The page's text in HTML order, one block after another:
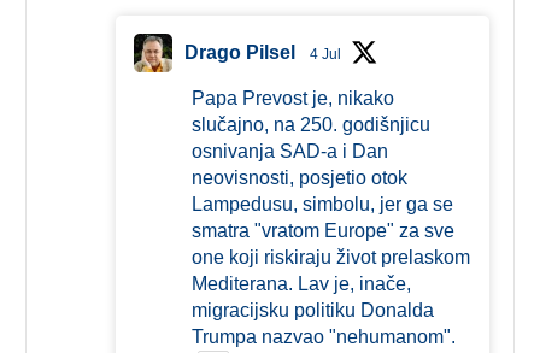
Drago Pilsel 4 Jul
Papa Prevost je, nikako
slučajno, na 250. godišnjicu
osnivanja SAD-a i Dan
neovisnosti, posjetio otok
Lampedusu, simbolu, jer ga se
smatra "vratom Europe" za sve
one koji riskiraju život prelaskom
Mediterana. Lav je, inače,
migracijsku politiku Donalda
Trumpa nazvao "nehumanom".